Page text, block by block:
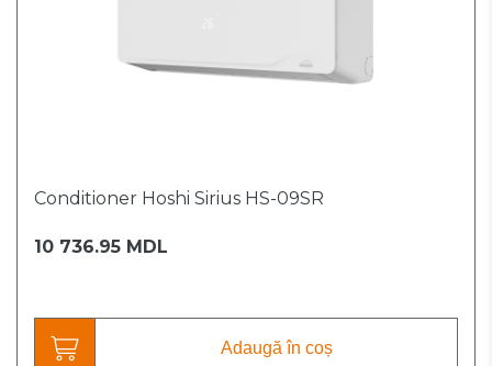
Conditioner Hoshi Sirius HS-09SR
10 736.95 MDL
Adaugă în coș